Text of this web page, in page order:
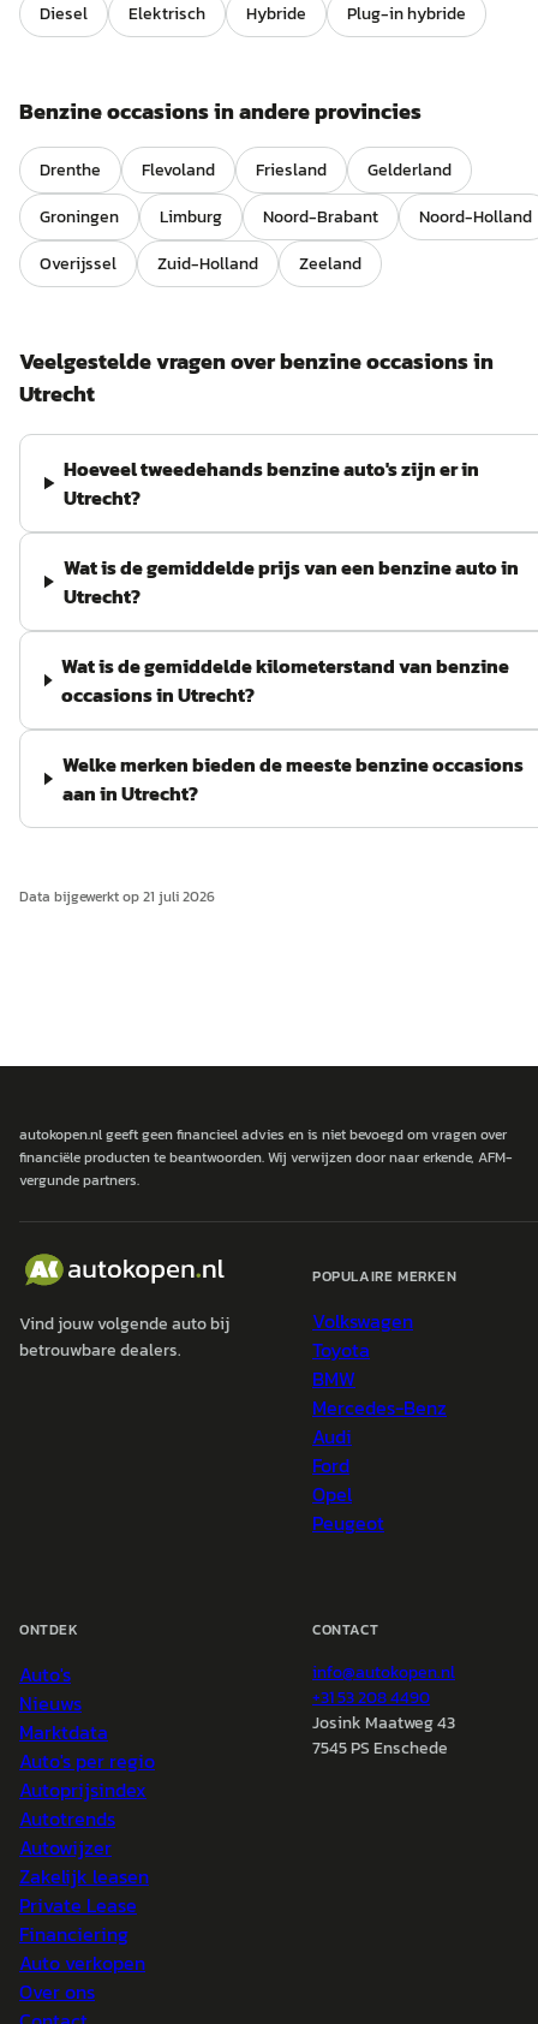
Diesel Elektrisch Hybride Plug-in hybride
Benzineoccasions in andere provincies
Drenthe Flevoland Friesland
Gelderland
Groningen
Limburg Noord-Brabant
Noord-Holland
Overijssel
Zuid-Holland Zeeland
Veelgestelde vragen overbenzineoccasions in
Utrecht
Hoeveel tweedehands benzine auto's zijn er in
Utrecht?
Wat is de gemiddelde prijs van een benzine auto in
Utrecht?
Wat is de gemiddelde kilometerstand van benzine
occasions in Utrecht?
Welke merken bieden de meeste benzine occasions
aan in Utrecht?
Data bijgewerkt op21 juli 2026
autokopen.nl geeft geen financieel advies en is niet bevoegd om vragen over
financiële producten te beantwoorden. Wij verwijzen door naar erkende, AFM-
vergunde partners.
Vind jouw volgende auto bij
betrouwbare dealers.
POPULAIRE MERKEN
Volkswagen
Toyota
BMW
Mercedes-Benz
Audi
Ford
Opel
Peugeot
ONTDEK
Auto's
Nieuws
Marktdata
Auto's per regio
Autoprijsindex
Autotrends
Autowijzer
Zakelijk leasen
Private Lease
Financiering
Auto verkopen
Over ons
CONTACT
info@autokopen.nl
+31 53 208 4490
Josink Maatweg 43
7545 PS Enschede